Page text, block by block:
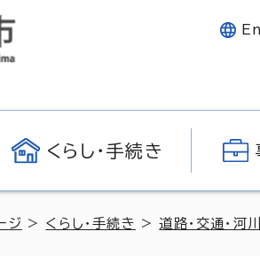
くらし・手続き
ジ > くらし・手続き >道路・交通・河